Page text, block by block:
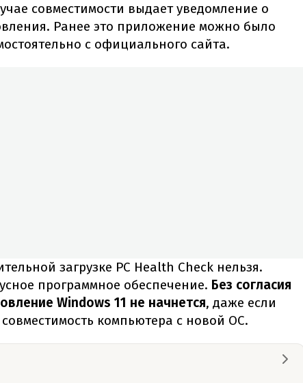
совместимости выдает уведомление о
Ранее это приложение можно было
с официального сайта.
загрузке PC Health Check нельзя.
программное обеспечение. Без согласия
Windows 11 не начнется, даже если
компьютера с новой ОС.